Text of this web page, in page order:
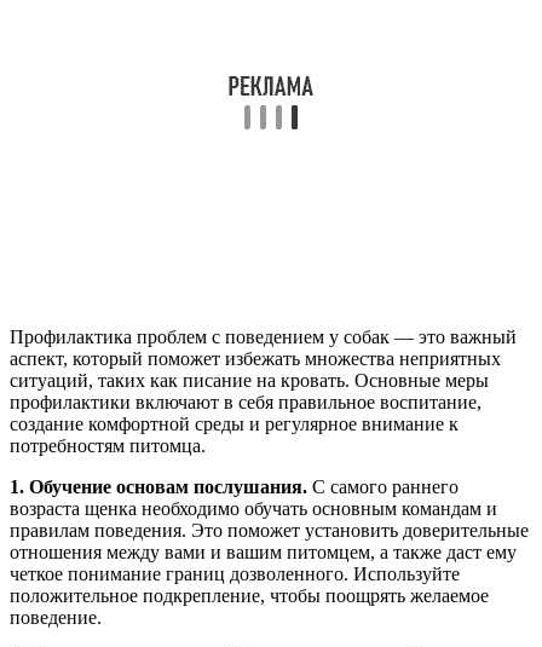
Профилактика проблем с поведением у собак — это важный
аспект, который поможет избежать множества неприятных
ситуаций, таких как писание на кровать. Основные меры
профилактики включают в себя правильное воспитание,
создание комфортной среды и регулярное внимание к
потребностям питомца.
1. Обучение основам послушания. С самого раннего
возраста щенка необходимо обучать основным командам и
правилам поведения. Это поможет установить доверительные
отношения между вами и вашим питомцем, а также даст ему
четкое понимание границ дозволенного. Используйте
положительное подкрепление, чтобы поощрять желаемое
поведение.